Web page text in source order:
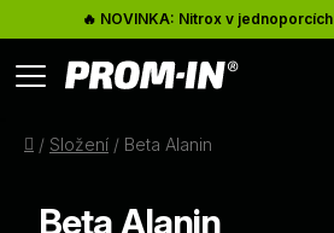
🔥 NOVINKA: Nitrox v jednoporcích
Domů
/ Složení / Beta Alanin
Beta Alanin